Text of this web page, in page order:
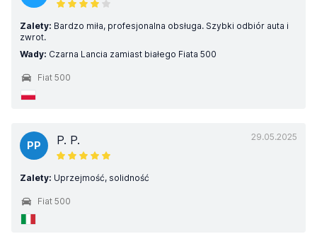
Zalety: Bardzo miła, profesjonalna obsługa. Szybki odbiór auta i
zwrot.
Wady: Czarna Lancia zamiast białego Fiata 500
Fiat 500
29.05.2025
PP P. P.
Zalety: Uprzejmość, solidność
Fiat 500